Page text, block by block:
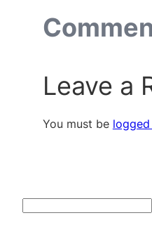
Leave a
You must be